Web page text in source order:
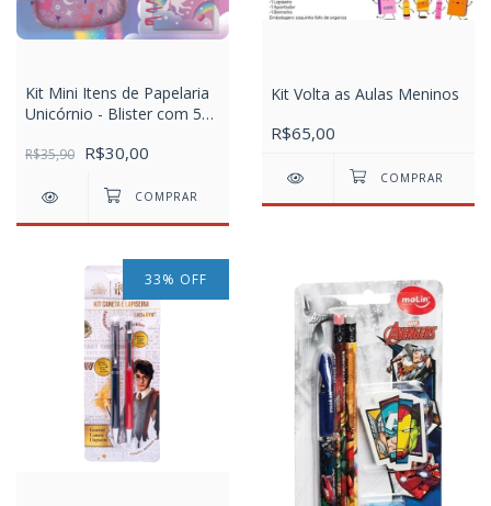
Kit Mini Itens de Papelaria
Unicórnio - Blister com 5
R$35,90 R$30,00
Kit Volta as Aulas Meninos
R$65,00
33% OFF